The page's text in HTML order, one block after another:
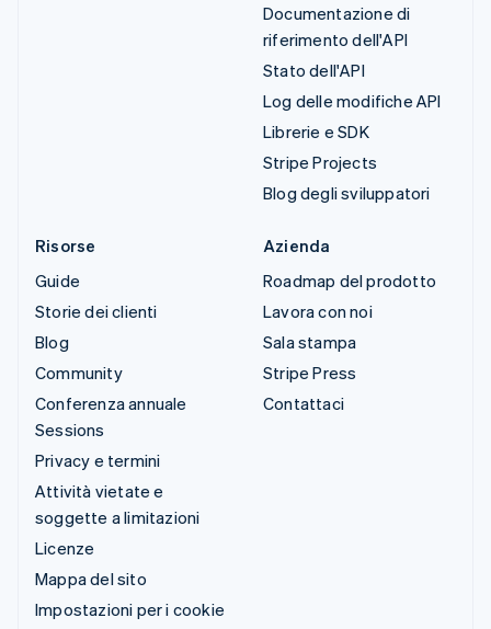
Documentazione di
riferimento dell'API
Stato dell'API
Log delle modifiche API
Librerie e SDK
Stripe Projects
Blog degli sviluppatori
Risorse
Guide
Storie dei clienti
Blog
Community
Conferenza annuale
Sessions
Privacy e termini
Attività vietate e
soggette a limitazioni
Licenze
Mappa del sito
Impostazioni per i cookie
Azienda
Roadmap del prodotto
Lavora con noi
Sala stampa
Stripe Press
Contattaci